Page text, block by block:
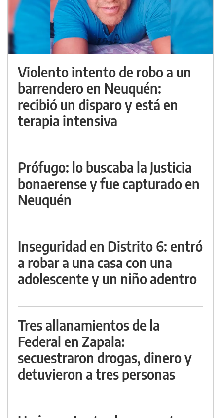
Violento intento de robo a un
barrendero en Neuquén:
recibió un disparo y está en
terapia intensiva
Prófugo: lo buscaba la Justicia
bonaerense y fue capturado en
Neuquén
Inseguridad en Distrito 6: entró
a robar a una casa con una
adolescente y un niño adentro
Tres allanamientos de la
Federal en Zapala:
secuestraron drogas, dinero y
detuvieron a tres personas